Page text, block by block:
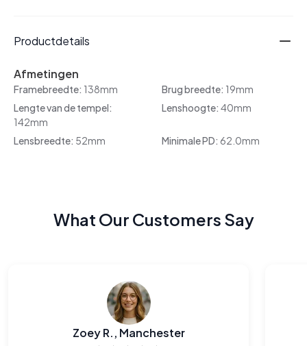
Productdetails
Afmetingen
Framebreedte: 138mm Brug breedte: 19mm
Lengte van de tempel:
142mm
Lenshoogte: 40mm
Lensbreedte: 52mm Minimale PD: 62.0mm
What Our Customers Say
Zoey R., Manchester